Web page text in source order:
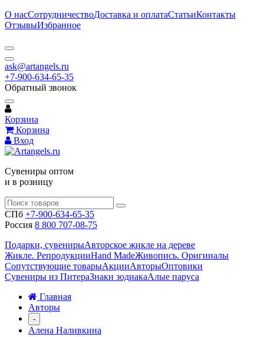
О насСотрудничествоДоставка и оплатаСтатьиКонтакты
ОтзывыИзбранное
ask@artangels.ru
+7-900-634-65-35
Обратный звонок
Корзина
Корзина
Вход
Сувениры оптом
и в розницу
СПб +7-900-634-65-35
Россия 8 800 707-08-75
Подарки, сувенирыАвторское жикле на дереве
Жикле. РепродукцииHand MadeЖивопись. Оригиналы
Сопутствующие товарыАкцииАвторыОптовики
Сувениры из ПитераЗнаки зодиакаАлые паруса
Главная
Авторы
-
Алена Наливкина